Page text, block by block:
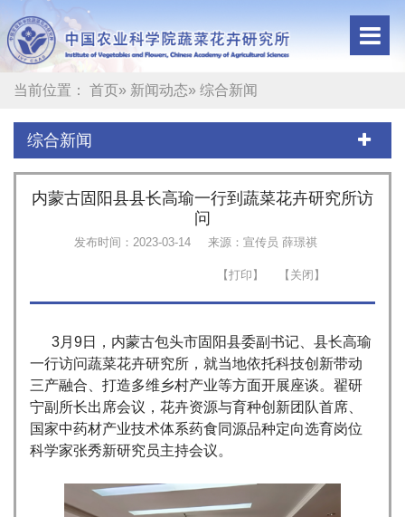
当前位置： 首页» 新闻动态» 综合新闻
综合新闻
内蒙古固阳县县长高瑜一行到蔬菜花卉研究所访
问
发布时间：2023-03-14 来源：宣传员 薛璟祺
3月9日，内蒙古包头市固阳县委副书记、县长高瑜
一行访问蔬菜花卉研究所，就当地依托科技创新带动
三产融合、打造多维乡村产业等方面开展座谈。翟研
宁副所长出席会议，花卉资源与育种创新团队首席、
国家中药材产业技术体系药食同源品种定向选育岗位
科学家张秀新研究员主持会议。